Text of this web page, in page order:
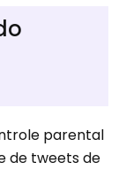
parental
de tweets de